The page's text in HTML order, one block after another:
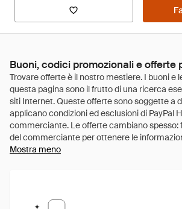
Buoni, codici promozionali e offerte
Mostra meno